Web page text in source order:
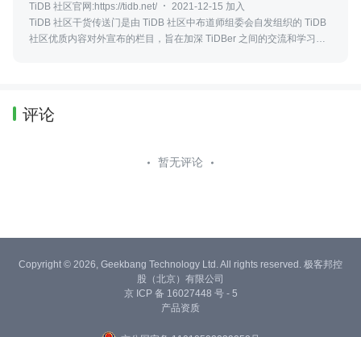
TiDB 社区官网:https://tidb.net/
2021-12-15 加入
TiDB 社区干货传送门是由 TiDB 社区中布道师组委会自发组织的 TiDB
社区优质内容对外宣布的栏目，旨在加深 TiDBer 之间的交流和学习。
评论
暂无评论
Copyright © 2026, Geekbang Technology Ltd. All rights reserved. 极客邦控
股（北京）有限公司
京 ICP 备 16027448 号 - 5
产品资质